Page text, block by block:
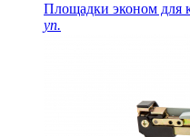
Площадки эконом для
уп.